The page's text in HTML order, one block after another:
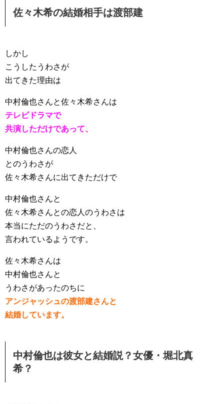
佐々木希の結婚相手は渡部建
しかし
こうしたうわさが
出てきた理由は
中村倫也さんと佐々木希さんは
テレビドラマで
共演しただけであって、
中村倫也さんの恋人
とのうわさが
佐々木希さんに出てきただけで
中村倫也さんと
佐々木希さんとの恋人のうわさは
本当にただのうわさだと、
言われているようです。
佐々木希さんは
中村倫也さんと
うわさがあったのちに
アンジャッシュの渡部建さんと
結婚しています。
中村倫也は彼女と結婚説？女優・堀北真
希？